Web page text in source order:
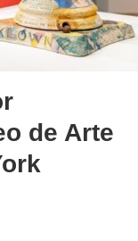
de Arte